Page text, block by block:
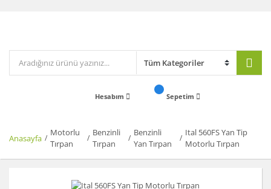
Hesabım Sepetim
Anasayfa
Motorlu
Tırpan
Benzinli
Tırpan
Benzinli
Yan Tırpan
Ital 560FS Yan Tip
Motorlu Tırpan